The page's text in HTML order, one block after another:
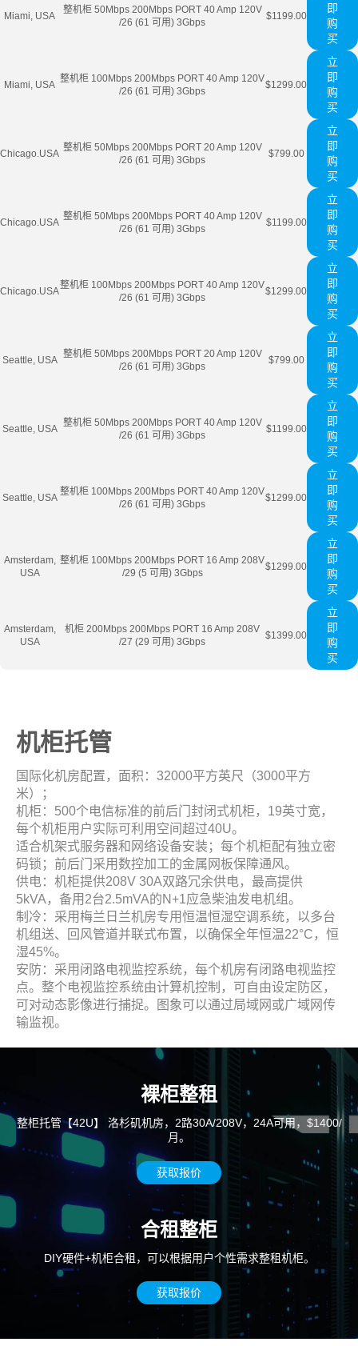
Miami, USA
整机柜 50Mbps 200Mbps PORT 40 Amp 120V
/26 (61 可用) 3Gbps
$1199.00
即
购
买
Miami, USA
整机柜 100Mbps 200Mbps PORT 40 Amp 120V
/26 (61 可用) 3Gbps
$1299.00
立
即
购
买
Chicago.USA
整机柜 50Mbps 200Mbps PORT 20 Amp 120V
/26 (61 可用) 3Gbps
$799.00
立
即
购
买
Chicago.USA
整机柜 50Mbps 200Mbps PORT 40 Amp 120V
/26 (61 可用) 3Gbps
$1199.00
立
即
购
买
Chicago.USA
整机柜 100Mbps 200Mbps PORT 40 Amp 120V
/26 (61 可用) 3Gbps
$1299.00
立
即
购
买
Seattle, USA
整机柜 50Mbps 200Mbps PORT 20 Amp 120V
/26 (61 可用) 3Gbps
$799.00
立
即
购
买
Seattle, USA
整机柜 50Mbps 200Mbps PORT 40 Amp 120V
/26 (61 可用) 3Gbps
$1199.00
立
即
购
买
Seattle, USA
整机柜 100Mbps 200Mbps PORT 40 Amp 120V
/26 (61 可用) 3Gbps
$1299.00
立
即
购
买
Amsterdam,
USA
整机柜 100Mbps 200Mbps PORT 16 Amp 208V
/29 (5 可用) 3Gbps
$1299.00
立
即
购
买
Amsterdam,
USA
机柜 200Mbps 200Mbps PORT 16 Amp 208V
/27 (29 可用) 3Gbps
$1399.00
立
即
购
买
机柜托管
国际化机房配置，面积：32000平方英尺（3000平方
米）；
机柜：500个电信标准的前后门封闭式机柜，19英寸宽，
每个机柜用户实际可利用空间超过40U。
适合机架式服务器和网络设备安装；每个机柜配有独立密
码锁；前后门采用数控加工的金属网板保障通风。
供电：机柜提供208V 30A双路冗余供电，最高提供
5kVA，备用2台2.5mVA的N+1应急柴油发电机组。
制冷：采用梅兰日兰机房专用恒温恒湿空调系统，以多台
机组送、回风管道并联式布置，以确保全年恒温22°C，恒
湿45%。
安防：采用闭路电视监控系统，每个机房有闭路电视监控
点。整个电视监控系统由计算机控制，可自由设定防区，
可对动态影像进行捕捉。图象可以通过局域网或广域网传
输监视。
裸柜整租
整柜托管【42U】 洛杉矶机房，2路30A/208V，24A可用，$1400/
月。
获取报价
合租整柜
DIY硬件+机柜合租，可以根据用户个性需求整租机柜。
获取报价